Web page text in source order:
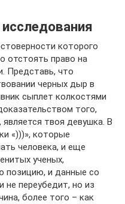
которого
отстоять право на
Представь, что
черных дыр в
сыплет колкостями
того,
твоя девушка. В
«)))», которые
человека, и еще
ученых,
и данные со
не переубедит, но из
более того – как